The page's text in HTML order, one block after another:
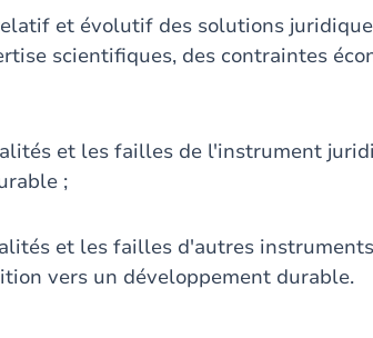
et évolutif des solutions
scientifiques, des contraintes
et les failles de l'instrument
;
et les failles d'autres
vers un développement durable.